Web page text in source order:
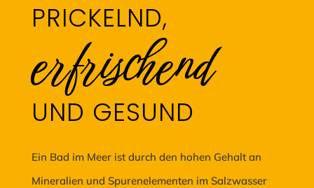
PRICKELND,
erfrischend
UND GESUND
Ein Bad im Meer ist durch den hohen Gehalt an
Mineralien und Spurenelementen im Salzwasser